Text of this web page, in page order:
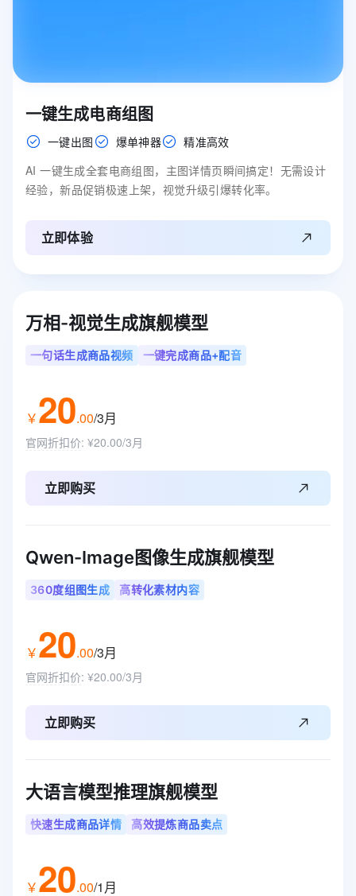
一键生成电商组图
一键出图 爆单神器
精准高效
AI 一键生成全套电商组图，主图详情页瞬间搞定！无需设计
经验，新品促销极速上架，视觉升级引爆转化率。
立即体验
万相-视觉生成旗舰模型
一句话生成商品视频 一键完成商品+配音
￥20.00/3月
官网折扣价: ¥20.00/3月
立即购买
Qwen-Image图像生成旗舰模型
360度组图生成 高转化素材内容
￥20.00/3月
官网折扣价: ¥20.00/3月
立即购买
大语言模型推理旗舰模型
快速生成商品详情 高效提炼商品卖点
￥20.00/1月